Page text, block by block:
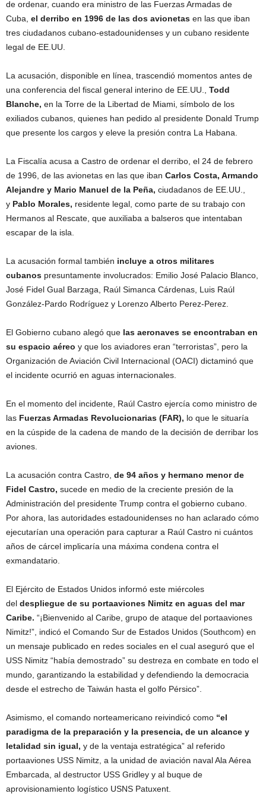
de ordenar, cuando era ministro de las Fuerzas Armadas de
Cuba, el derribo en 1996 de las dos avionetas en las que iban
tres ciudadanos cubano-estadounidenses y un cubano residente
legal de EE.UU.
La acusación, disponible en línea, trascendió momentos antes de
una conferencia del fiscal general interino de EE.UU., Todd
Blanche, en la Torre de la Libertad de Miami, símbolo de los
exiliados cubanos, quienes han pedido al presidente Donald Trump
que presente los cargos y eleve la presión contra La Habana.
La Fiscalía acusa a Castro de ordenar el derribo, el 24 de febrero
de 1996, de las avionetas en las que iban Carlos Costa, Armando
Alejandre y Mario Manuel de la Peña, ciudadanos de EE.UU.,
y Pablo Morales, residente legal, como parte de su trabajo con
Hermanos al Rescate, que auxiliaba a balseros que intentaban
escapar de la isla.
La acusación formal también incluye a otros militares
cubanos presuntamente involucrados: Emilio José Palacio Blanco,
José Fidel Gual Barzaga, Raúl Simanca Cárdenas, Luis Raúl
González-Pardo Rodríguez y Lorenzo Alberto Perez-Perez.
El Gobierno cubano alegó que las aeronaves se encontraban en
su espacio aéreo y que los aviadores eran “terroristas”, pero la
Organización de Aviación Civil Internacional (OACI) dictaminó que
el incidente ocurrió en aguas internacionales.
En el momento del incidente, Raúl Castro ejercía como ministro de
las Fuerzas Armadas Revolucionarias (FAR), lo que le situaría
en la cúspide de la cadena de mando de la decisión de derribar los
aviones.
La acusación contra Castro, de 94 años y hermano menor de
Fidel Castro, sucede en medio de la creciente presión de la
Administración del presidente Trump contra el gobierno cubano.
Por ahora, las autoridades estadounidenses no han aclarado cómo
ejecutarían una operación para capturar a Raúl Castro ni cuántos
años de cárcel implicaría una máxima condena contra el
exmandatario.
El Ejército de Estados Unidos informó este miércoles
del despliegue de su portaaviones Nimitz en aguas del mar
Caribe. “¡Bienvenido al Caribe, grupo de ataque del portaaviones
Nimitz!”, indicó el Comando Sur de Estados Unidos (Southcom) en
un mensaje publicado en redes sociales en el cual aseguró que el
USS Nimitz “había demostrado” su destreza en combate en todo el
mundo, garantizando la estabilidad y defendiendo la democracia
desde el estrecho de Taiwán hasta el golfo Pérsico”.
Asimismo, el comando norteamericano reivindicó como “el
paradigma de la preparación y la presencia, de un alcance y
letalidad sin igual, y de la ventaja estratégica” al referido
portaaviones USS Nimitz, a la unidad de aviación naval Ala Aérea
Embarcada, al destructor USS Gridley y al buque de
aprovisionamiento logístico USNS Patuxent.